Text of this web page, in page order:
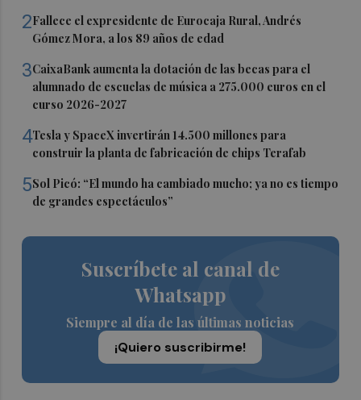
2Fallece el expresidente de Eurocaja Rural, Andrés
Gómez Mora, a los 89 años de edad
3CaixaBank aumenta la dotación de las becas para el
alumnado de escuelas de música a 275.000 euros en el
curso 2026-2027
4Tesla y SpaceX invertirán 14.500 millones para
construir la planta de fabricación de chips Terafab
5Sol Picó: “El mundo ha cambiado mucho; ya no es tiempo
de grandes espectáculos”
Suscríbete al canal de
Whatsapp
Siempre al día de las últimas noticias
¡Quiero suscribirme!